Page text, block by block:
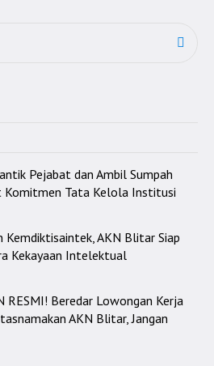
Pejabat dan Ambil Sumpah
Komitmen Tata Kelola Institusi
Kemdiktisaintek, AKN Blitar Siap
Kekayaan Intelektual
RESMI! Beredar Lowongan Kerja
AKN Blitar, Jangan